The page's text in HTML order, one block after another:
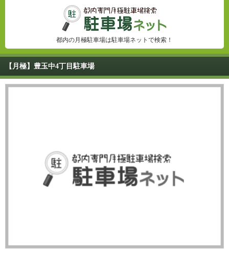
都内の月極駐車場は駐車場ネットで検索！
【月極】豊玉中4丁目駐車場